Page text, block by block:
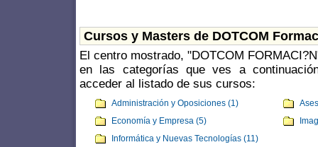
Cursos y Masters de DOTCOM
El centro mostrado, "DOTCOM
en las categorías que ves a
acceder al listado de sus cursos:
Administración y Oposiciones (1)
Economía y Empresa (5)
Informática y Nuevas Tecnologías (11)